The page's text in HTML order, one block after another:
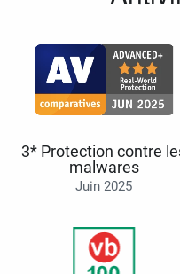
3* Protection contre
malwares
Juin 2025